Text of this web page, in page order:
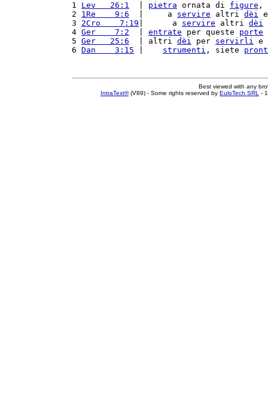
1 Lev   26:1 pietra ornata di figure ,
2 1Re    9:6
  |     a
servire altri dèi
3 2Cro    7:19 |      a servire altri dèi
4 Ger    7:2 entrate per queste porte
5 Ger   25:6
  | altri
dèi per servirli e
6 Dan    3:15 strumenti , siete
Best viewed with any
IntraText®(V89) - Some rights reserved by EuloTech SRL -